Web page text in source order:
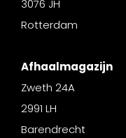
3076 JH
Rotterdam
Afhaalmagazijn
Zweth 24A
2991 LH
Barendrecht